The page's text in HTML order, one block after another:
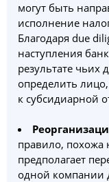
могут быть
исполнение
Благодаря due
наступления
результате чьих
определить
к субсидиарной
правило, похожа
предполагает
одной компании